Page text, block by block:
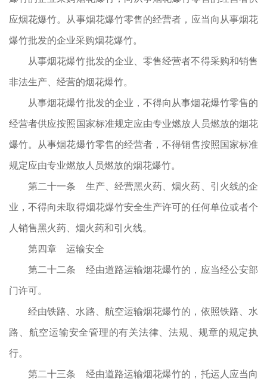
应烟花爆竹。从事烟花爆竹零售的经营者，应当向从事烟花
爆竹批发的企业采购烟花爆竹。
从事烟花爆竹批发的企业、零售经营者不得采购和销售
非法生产、经营的烟花爆竹。
从事烟花爆竹批发的企业，不得向从事烟花爆竹零售的
经营者供应按照国家标准规定应由专业燃放人员燃放的烟花
爆竹。从事烟花爆竹零售的经营者，不得销售按照国家标准
规定应由专业燃放人员燃放的烟花爆竹。
第二十一条 生产、经营黑火药、烟火药、引火线的企
业，不得向未取得烟花爆竹安全生产许可的任何单位或者个
人销售黑火药、烟火药和引火线。
第四章 运输安全
第二十二条 经由道路运输烟花爆竹的，应当经公安部
门许可。
经由铁路、水路、航空运输烟花爆竹的，依照铁路、水
路、航空运输安全管理的有关法律、法规、规章的规定执
行。
第二十三条 经由道路运输烟花爆竹的，托运人应当向